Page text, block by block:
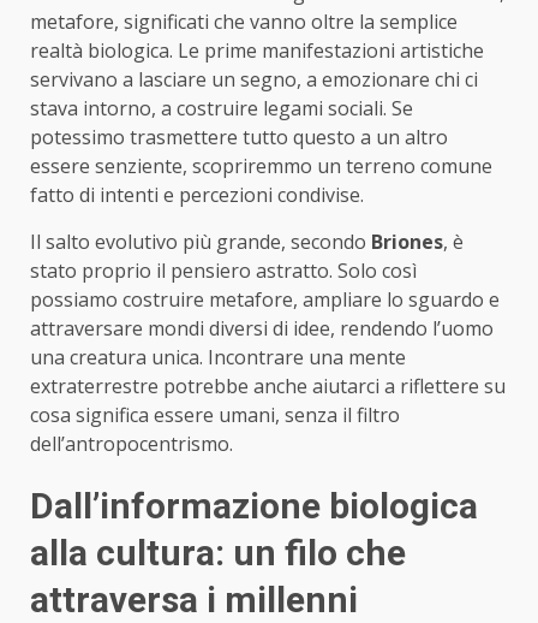
metafore, significati che vanno oltre la semplice
realtà biologica. Le prime manifestazioni artistiche
servivano a lasciare un segno, a emozionare chi ci
stava intorno, a costruire legami sociali. Se
potessimo trasmettere tutto questo a un altro
essere senziente, scopriremmo un terreno comune
fatto di intenti e percezioni condivise.
Il salto evolutivo più grande, secondo Briones, è
stato proprio il pensiero astratto. Solo così
possiamo costruire metafore, ampliare lo sguardo e
attraversare mondi diversi di idee, rendendo l’uomo
una creatura unica. Incontrare una mente
extraterrestre potrebbe anche aiutarci a riflettere su
cosa significa essere umani, senza il filtro
dell’antropocentrismo.
Dall’informazione biologica
alla cultura: un filo che
attraversa i millenni